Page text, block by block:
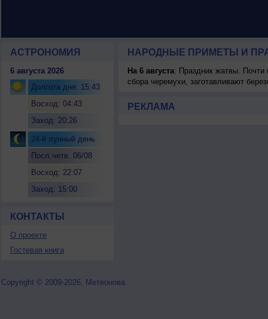
АСТРОНОМИЯ
6 августа 2026
Долгота дня: 15:43
Восход: 04:43
Заход: 20:26
24-й лунный день
Посл.четв. 06/08
Восход: 22:07
Заход: 15:00
КОНТАКТЫ
О проекте
Гостевая книга
НАРОДНЫЕ ПРИМЕТЫ И
На 6 августа: Праздник жатвы. Почти
сбора черемухи, заготавливают
РЕКЛАМА
Copyright © 2009-2026, Метеонова